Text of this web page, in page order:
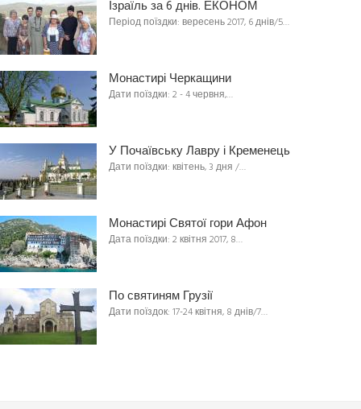
Ізраїль за 6 днів. ЕКОНОМ
Період поїздки: вересень 2017, 6 днів/5…
Монастирі Черкащини
Дати поїздки: 2 - 4 червня,…
У Почаївську Лавру і Кременець
Дати поїздки: квітень, 3 дня /…
Монастирі Святої гори Афон
Дата поїздки: 2 квітня 2017, 8…
По святиням Грузії
Дати поїздок: 17-24 квітня, 8 днів/7…